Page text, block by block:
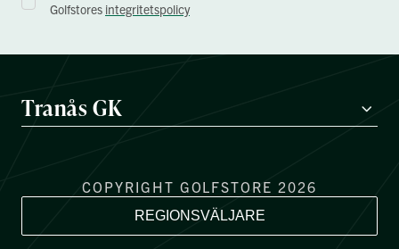
Golfstores integritetspolicy
Tranås GK
COPYRIGHT GOLFSTORE 2026
REGIONSVÄLJARE